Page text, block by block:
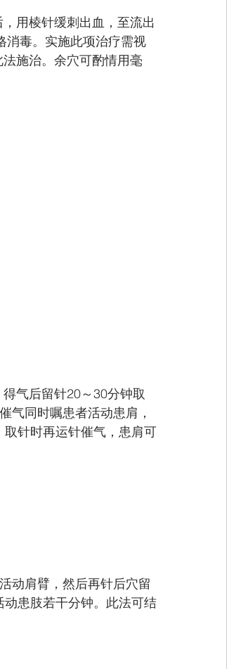
用棱针缓刺出血，至流出
消毒。实施此项治疗需视
施治。余穴可酌情用毫
气后留针20～30分钟取
气同时嘱患者活动患肩，
针时再运针催气，患肩可
动肩臂，然后再针后穴留
患肢若干分钟。此法可结